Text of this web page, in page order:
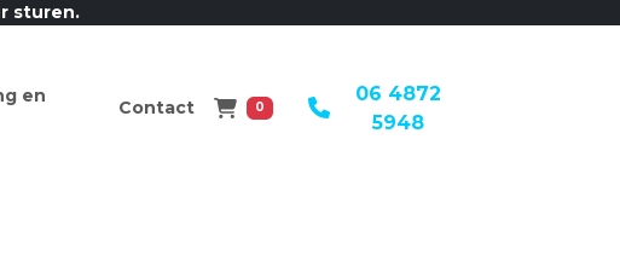
sturen.
en
Contact Winkelwagen
0
06 4872
5948